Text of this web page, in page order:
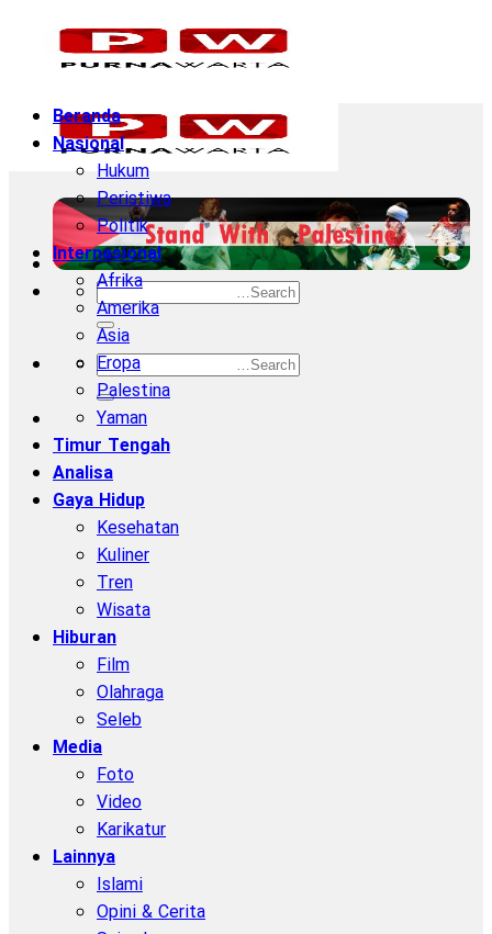
content
Beranda
Nasional
Hukum
Peristiwa
Politik
Internasional
Afrika
Amerika
Asia
Eropa
Palestina
Yaman
Timur Tengah
Analisa
Gaya Hidup
Kesehatan
Kuliner
Tren
Wisata
Hiburan
Film
Olahraga
Seleb
Media
Foto
Video
Karikatur
Lainnya
Islami
Opini & Cerita